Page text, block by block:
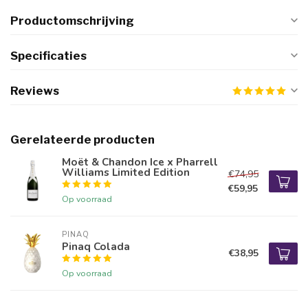
Productomschrijving
Specificaties
Reviews
Gerelateerde producten
Moët & Chandon Ice x Pharrell
Williams Limited Edition
Op voorraad
€74,95
€59,95
PINAQ
Pinaq Colada
Op voorraad
€38,95